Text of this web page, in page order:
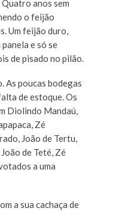
anos sem
o feijão
Um feijão duro,
e só se
de pisado no pilão.
As poucas bodegas
de estoque. Os
Diolindo Mandaú,
Zé
João de Tertu,
de Teté, Zé
a uma
a sua cachaça de